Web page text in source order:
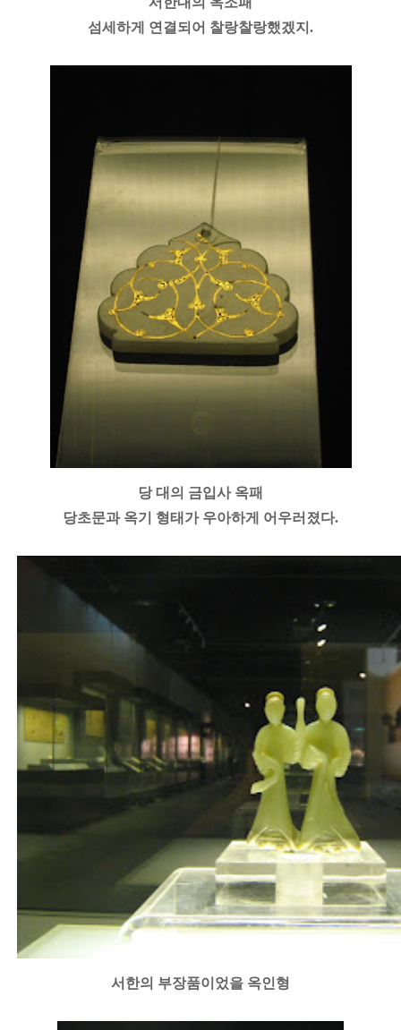
섬세하게 연결되어 찰랑찰랑했겠지.
당 대의 금입사 옥패
당초문과 옥기 형태가 우아하게 어우러졌다.
서한의 부장품이었을 옥인형